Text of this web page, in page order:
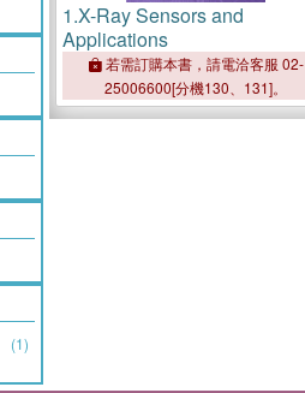
(1)
1.X-Ray Sensors and
Applications
若需訂購本書，請電洽客服 02-
25006600[分機130、131]。